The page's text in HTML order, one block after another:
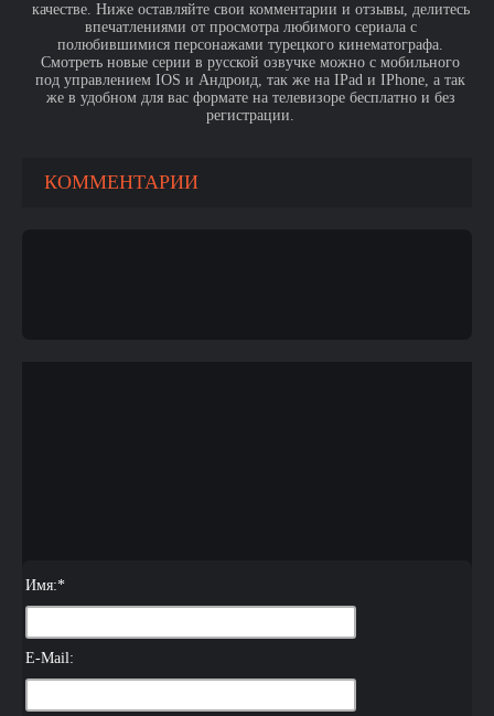
качестве. Ниже оставляйте свои комментарии и отзывы, делитесь
впечатлениями от просмотра любимого сериала с
полюбившимися персонажами турецкого кинематографа.
Смотреть новые серии в русской озвучке можно с мобильного
под управлением IOS и Андроид, так же на IPad и IPhone, а так
же в удобном для вас формате на телевизоре бесплатно и без
регистрации.
КОММЕНТАРИИ
Имя:*
E-Mail: